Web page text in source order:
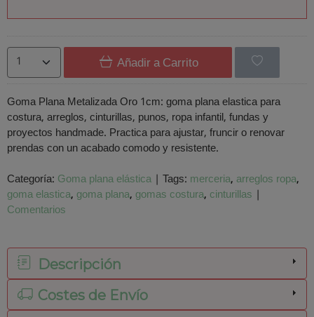
Añadir a Carrito
Goma Plana Metalizada Oro 1cm: goma plana elastica para
costura, arreglos, cinturillas, punos, ropa infantil, fundas y
proyectos handmade. Practica para ajustar, fruncir o renovar
prendas con un acabado comodo y resistente.
Categoría: Goma plana elástica | Tags: merceria arreglos ropa
goma elastica goma plana gomas costura cinturillas |
Comentarios
Descripción
Costes de Envío